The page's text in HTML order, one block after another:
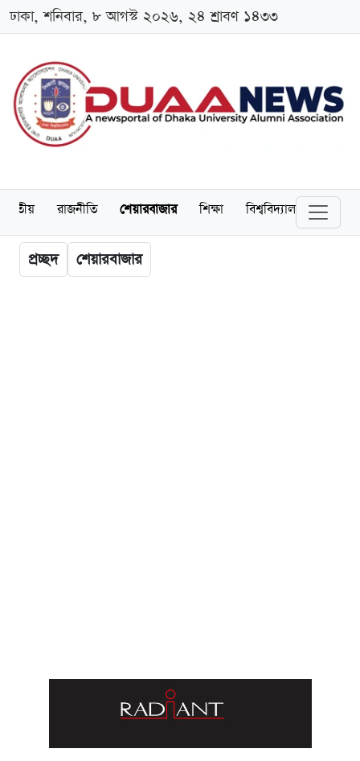
ঢাকা, শনিবার, ৮ আগস্ট ২০২৬, ২৪ শ্রাবণ ১৪৩৩
জাতীয় রাজনীতি শেয়ারবাজার শিক্ষা বিশ্ববিদ্যালয়
প্রচ্ছদ শেয়ারবাজার